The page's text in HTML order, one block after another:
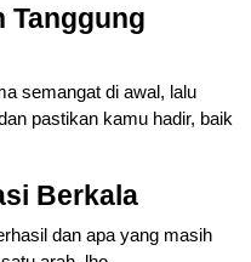
Tanggung
semangat di awal, lalu
pastikan kamu hadir, baik
Berkala
dan apa yang masih